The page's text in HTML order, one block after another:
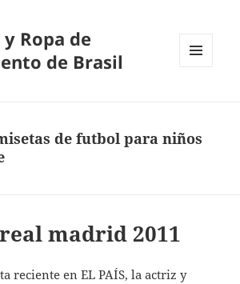
Ropa de
de Brasil
de futbol para niños
madrid 2011
reciente en EL PAÍS, la actriz y